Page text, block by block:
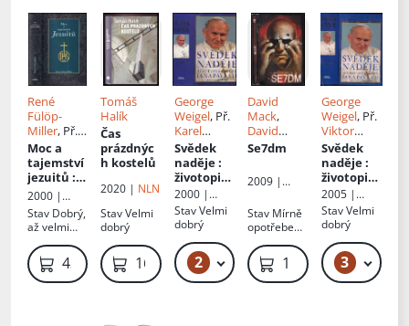
René
Fülöp-
Miller, Př.
Vladimír
Čadský
Moc a
tajemství
jezuitů :
kulturní a
duchovní
dějiny
2000 |
Rybka
Publishers
Stav Dobrý,
až velmi
439 Kč
Tomáš
Halík
Čas
prázdnýc
h kostelů
2020 | NLN
StavVelmi
dobrý
169 Kč
George
Weigel, Př.
Karel
Deutschm
ann
Svědek
naděje:
životopis
papeže
Jana
Pavla II
2000 |
Práh
StavVelmi
dobrý
2 99 Kč – 119 Kč
David
Mack,
David
Wohl,Leif
Ralph
Tedesco
Weldele,
Joe Brusha
Mike
Kalvoda
David
Se7dm
2009 |
Trojan - 3-
JAN
Stav Mírně
opotřebená
lehce
povolená,
odřené
1 699 Kč
George
Weigel, Př.
Viktor
Faktor,
Věra Šedá
Karel
Deutschm
ann
,Jana
Zvěřinová
Svědek
naděje:
životopis
papeže
Jana
Pavla II
2005 |
Práh
StavVelmi
dobrý
3